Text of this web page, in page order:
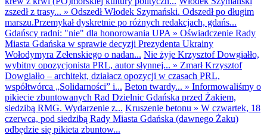
zszedł z trasy... » Odszedł Włodek Szymański. Odszedł po długim
marszu.Przemykał dyskretnie po różnych redakcjach, gdańs...
Gdańscy radni: "nie" dla honorowania UPA » Oświadczenie Rady
Miasta Gdańska w sprawie decyzji Prezydenta Ukrainy
Wołodymyra Zełenskiego o nadan... Nie żyje Krzysztof Dowgiałło,
wybitny opozycjonista PRL, autor słynnej... » Zmarł Krzysztof
Dowgiałło – architekt, działacz opozycji w czasach PRL,
współtwórca „Solidarności” i... Beton twardy... » Informowaliśmy o
pikiecie zbuntowanych Rad Dzielnic Gdańska przed Żakiem,
siedzibą RMG. Wydarzenie z... Kruszenie betonu » W czwartek, 18
czerwca, pod siedzibą Rady Miasta Gdańska (dawnego Żaku)
odbędzie się pikieta zbuntow...